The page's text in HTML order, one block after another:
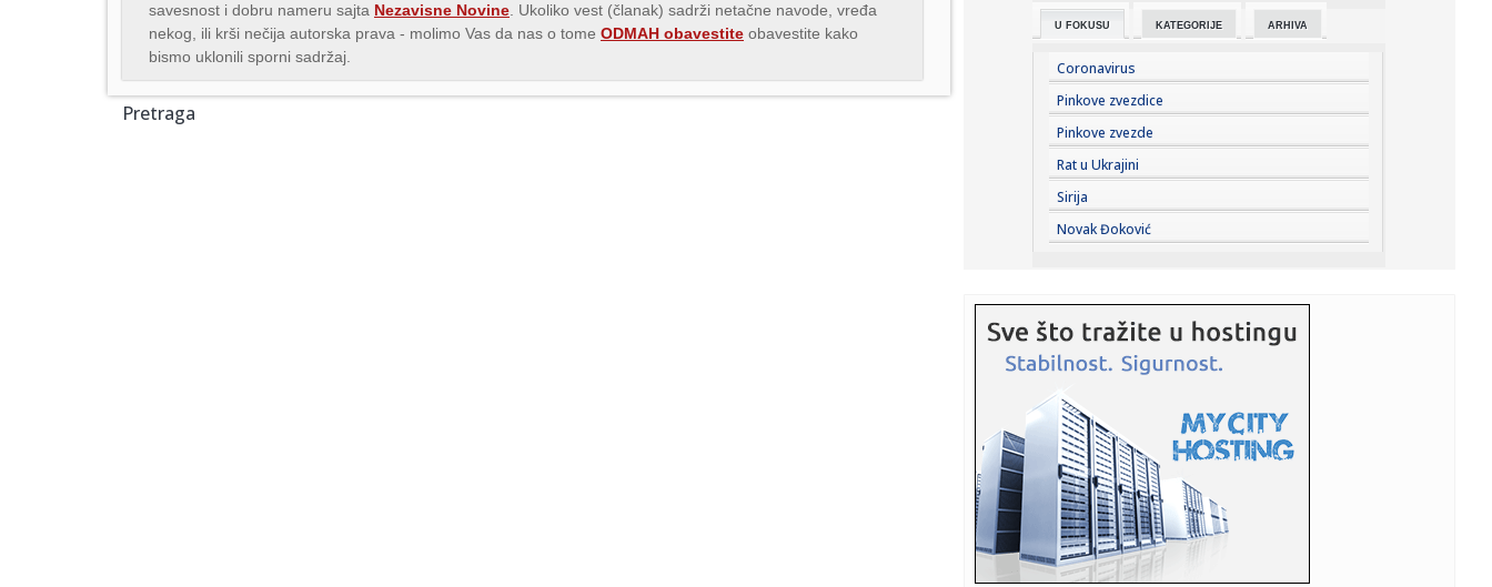
savesnost i dobru nameru sajta Nezavisne Novine . Ukoliko vest (članak) sadrži netačne navode, vređa
nekog, ili krši nečija autorska prava - molimo Vas da nas o tome ODMAH obavestite obavestite kako
bismo uklonili sporni sadržaj.
Pretraga
23:27: Hitno se oglasili Rusi: "Provokacija!"
23:25:MUP: Aktivna četiri veća požara, najveći izbio u mestu
Šumar...
23:24:Ako ste planirali da kupite polovan automobil u Nemačkoj,
pogled...
23:22:KAKVA PORUKA PRED NASTAVAK SEZONE: Srbija nadigrala
Rusiju posle ...
23:21: Krvoproliće u Gracu: Turčin izbo muškarca iz BiH i još
dvojic...
23:21:
šta...
23:21:Pucano na vilu bogatog srpskog trgovca nekretninama u
Minhenu
23:21:Ako vam nije do vježbanja, ova dvominutna aktivnost
može biti o...
23:21:Teška saobraćajka u Prijedoru: Povrijeđen vozač motora
U FOKUSU KATEGORIJE ARHIVA
Coronavirus
Pinkove zvezdice
Pinkove zvezde
Rat u Ukrajini
Sirija
Novak Đoković